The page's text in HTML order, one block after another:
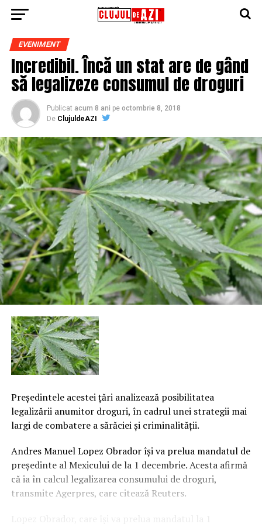
EVENIMENT
Incredibil. Încă un stat are de gând
să legalizeze consumul de droguri
Publicat acum 8 ani pe octombrie 8, 2018
De ClujuldeAZI
Preşedintele acestei ţări analizează posibilitatea
legalizării anumitor droguri, în cadrul unei strategii mai
largi de combatere a sărăciei şi criminalităţii.
Andres Manuel Lopez Obrador îşi va prelua mandatul de
preşedinte al Mexicului de la 1 decembrie. Acesta afirmă
că ia în calcul legalizarea consumului de droguri,
transmite Agerpres, care citează Reuters.